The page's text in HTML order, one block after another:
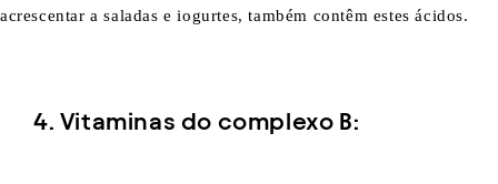
acrescentar a saladas e iogurtes, também contêm estes ácidos.
4. Vitaminas do complexo B: